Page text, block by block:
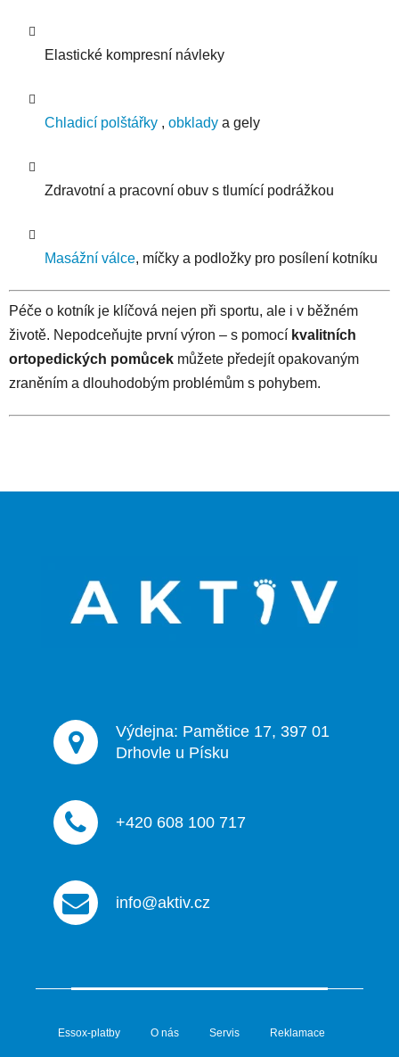
Elastické kompresní návleky
Chladicí polštářky , obklady a gely
Zdravotní a pracovní obuv s tlumící podrážkou
Masážní válce, míčky a podložky pro posílení kotníku
Péče o kotník je klíčová nejen při sportu, ale i v běžném
životě. Nepodceňujte první výron – s pomocí kvalitních
ortopedických pomůcek můžete předejít opakovaným
zraněním a dlouhodobým problémům s pohybem.
Výdejna: Pamětice 17, 397 01
Drhovle u Písku
+420 608 100 717
info@aktiv.cz
Essox-platby O nás Servis Reklamace